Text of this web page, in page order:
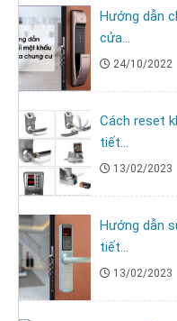
Hướng dẫn
cửa...
24/10/2022
Cách reset
tiết...
13/02/2023
Hướng dẫn
tiết...
13/02/2023